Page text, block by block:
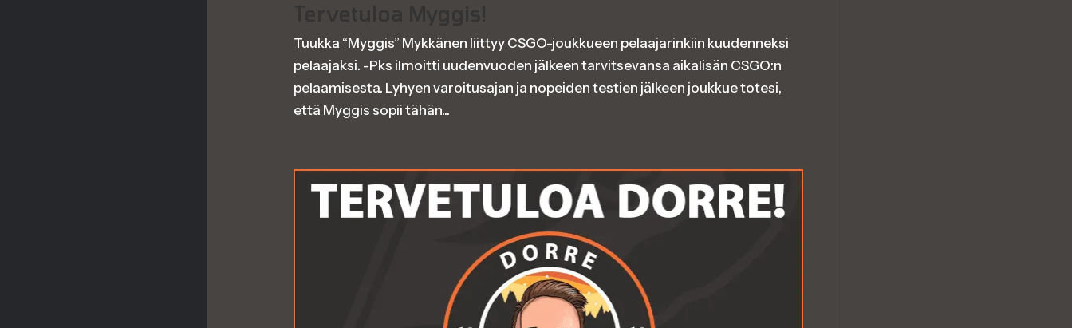
Tuukka “Myggis” Mykkänen liittyy CSGO-joukkueen pelaajarinkiin kuudenneksi
pelaajaksi. -Pks ilmoitti uudenvuoden jälkeen tarvitsevansa aikalisän CSGO:n
pelaamisesta. Lyhyen varoitusajan ja nopeiden testien jälkeen joukkue totesi,
että Myggis sopii tähän...